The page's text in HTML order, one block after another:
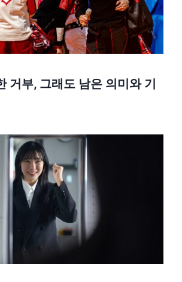
거부, 그래도 남은 의미와 기